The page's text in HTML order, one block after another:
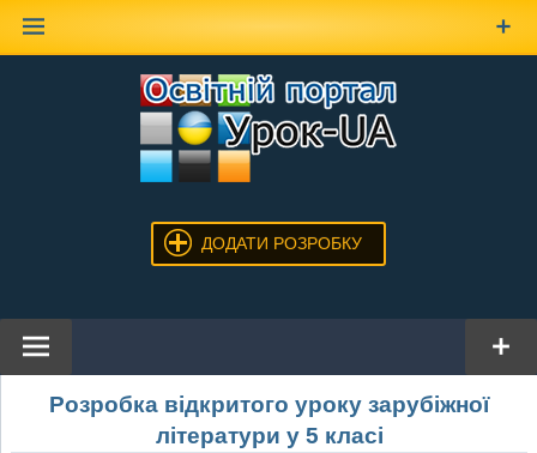
ДОДАТИ РОЗРОБКУ
Розробка відкритого уроку зарубіжної
літератури у 5 класі